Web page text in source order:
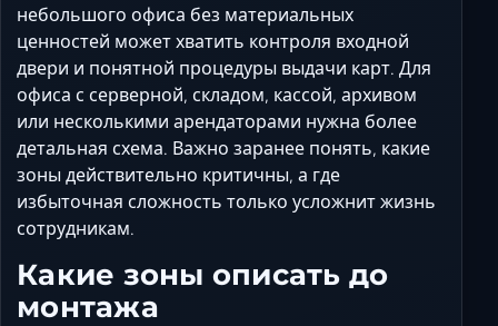
небольшого офиса без материальных
ценностей может хватить контроля входной
двери и понятной процедуры выдачи карт. Для
офиса с серверной, складом, кассой, архивом
или несколькими арендаторами нужна более
детальная схема. Важно заранее понять, какие
зоны действительно критичны, а где
избыточная сложность только усложнит жизнь
сотрудникам.
Какие зоны описать до
монтажа